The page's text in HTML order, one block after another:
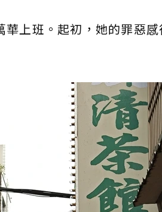
上班。起初，她的罪惡